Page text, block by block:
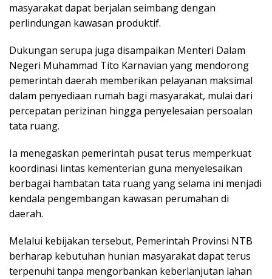
masyarakat dapat berjalan seimbang dengan
perlindungan kawasan produktif.
Dukungan serupa juga disampaikan Menteri Dalam
Negeri Muhammad Tito Karnavian yang mendorong
pemerintah daerah memberikan pelayanan maksimal
dalam penyediaan rumah bagi masyarakat, mulai dari
percepatan perizinan hingga penyelesaian persoalan
tata ruang.
Ia menegaskan pemerintah pusat terus memperkuat
koordinasi lintas kementerian guna menyelesaikan
berbagai hambatan tata ruang yang selama ini menjadi
kendala pengembangan kawasan perumahan di
daerah.
Melalui kebijakan tersebut, Pemerintah Provinsi NTB
berharap kebutuhan hunian masyarakat dapat terus
terpenuhi tanpa mengorbankan keberlanjutan lahan